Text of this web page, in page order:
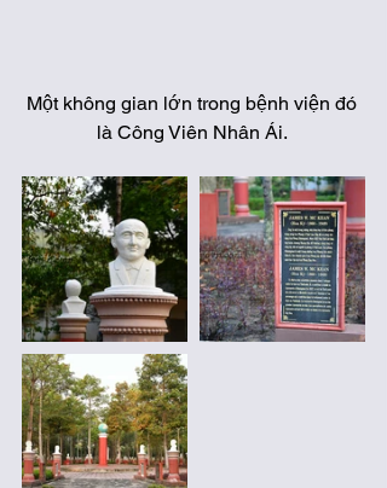
Một không gian lớn trong bệnh viện đó
là Công Viên Nhân Ái.